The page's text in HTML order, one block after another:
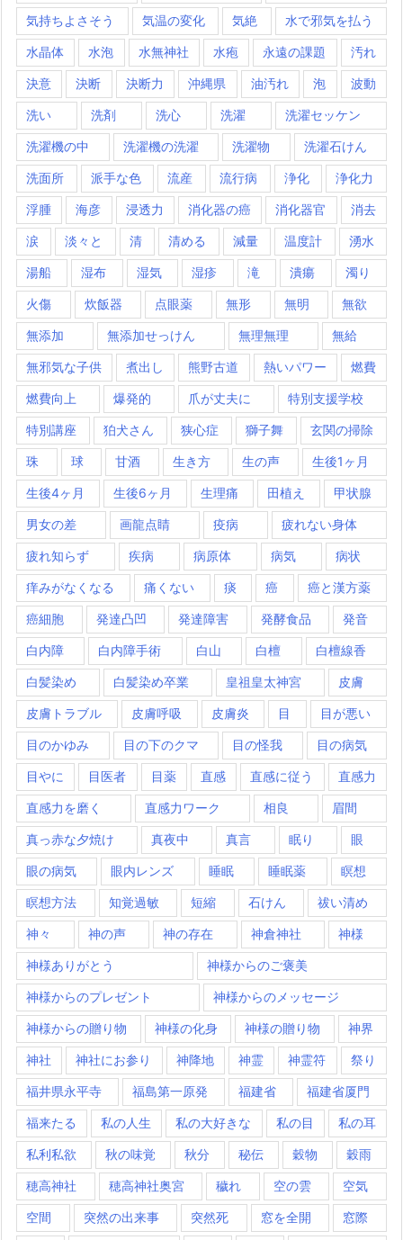
気持ちよさそう 気温の変化 気絶 水で邪気を払う
水晶体 水泡 水無神社 水疱 永遠の課題 汚れ
決意 決断 決断力 沖縄県 油汚れ 泡 波動
洗い 洗剤 洗心 洗濯 洗濯セッケン
洗濯機の中 洗濯機の洗濯 洗濯物 洗濯石けん
洗面所 派手な色 流産 流行病 浄化 浄化力
浮腫 海彦 浸透力 消化器の癌 消化器官 消去
涙 淡々と 清 清める 減量 温度計 湧水
湯船 湿布 湿気 湿疹 滝 潰瘍 濁り
火傷 炊飯器 点眼薬 無形 無明 無欲
無添加 無添加せっけん 無理無理 無給
無邪気な子供 煮出し 熊野古道 熱いパワー 燃費
燃費向上 爆発的 爪が丈夫に 特別支援学校
特別講座 狛犬さん 狭心症 獅子舞 玄関の掃除
珠 球 甘酒 生き方 生の声 生後1ヶ月
生後4ヶ月 生後6ヶ月 生理痛 田植え 甲状腺
男女の差 画龍点睛 疫病 疲れない身体
疲れ知らず 疾病 病原体 病気 病状
痒みがなくなる 痛くない 痰 癌 癌と漢方薬
癌細胞 発達凸凹 発達障害 発酵食品 発音
白内障 白内障手術 白山 白檀 白檀線香
白髪染め 白髪染め卒業 皇祖皇太神宮 皮膚
皮膚トラブル 皮膚呼吸 皮膚炎 目 目が悪い
目のかゆみ 目の下のクマ 目の怪我 目の病気
目やに 目医者 目薬 直感 直感に従う 直感力
直感力を磨く 直感力ワーク 相良 眉間
真っ赤な夕焼け 真夜中 真言 眠り 眼
眼の病気 眼内レンズ 睡眠 睡眠薬 瞑想
瞑想方法 知覚過敏 短縮 石けん 祓い清め
神々 神の声 神の存在 神倉神社 神様
神様ありがとう 神様からのご褒美
神様からのプレゼント 神様からのメッセージ
神様からの贈り物 神様の化身 神様の贈り物 神界
神社 神社にお参り 神降地 神霊 神霊符 祭り
福井県永平寺 福島第一原発 福建省 福建省厦門
福来たる 私の人生 私の大好きな 私の目 私の耳
私利私欲 秋の味覚 秋分 秘伝 穀物 穀雨
穂高神社 穂高神社奥宮 穢れ 空の雲 空気
空間 突然の出来事 突然死 窓を全開 窓際